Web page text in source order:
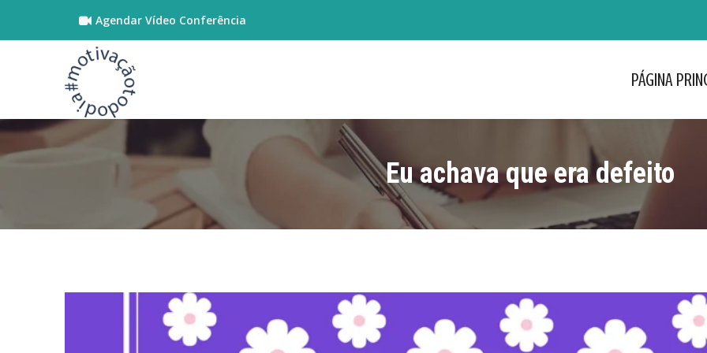
Agendar Vídeo Conferência
PÁGINA
Eu achava que era defeito